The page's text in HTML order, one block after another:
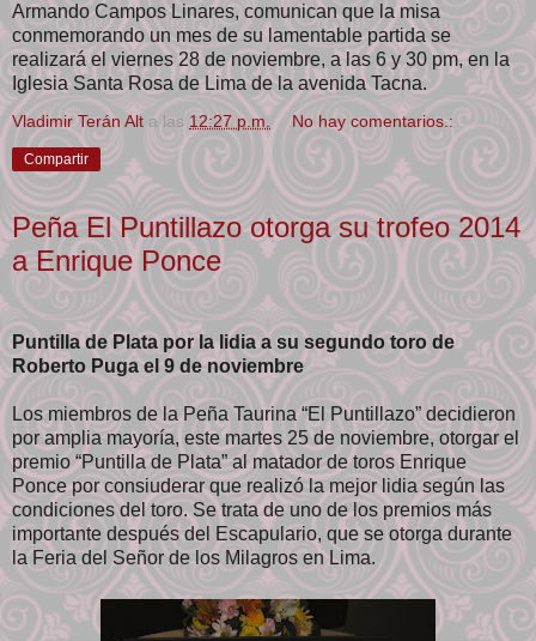
Armando Campos Linares, comunican que la misa
conmemorando un mes de su lamentable partida se
realizará el viernes 28 de noviembre, a las 6 y 30 pm, en la
Iglesia Santa Rosa de Lima de la avenida Tacna.
Vladimir Terán Alt a las 12:27 p.m. No hay comentarios.:
Compartir
Peña El Puntillazo otorga su trofeo 2014
a Enrique Ponce
Puntilla de Plata por la lidia a su segundo toro de
Roberto Puga el 9 de noviembre
Los miembros de la Peña Taurina “El Puntillazo” decidieron
por amplia mayoría, este martes 25 de noviembre, otorgar el
premio “Puntilla de Plata” al matador de toros Enrique
Ponce por consiuderar que realizó la mejor lidia según las
condiciones del toro. Se trata de uno de los premios más
importante después del Escapulario, que se otorga durante
la Feria del Señor de los Milagros en Lima.